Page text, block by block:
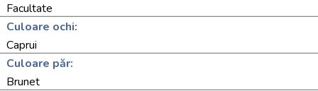
Facultate
Culoare ochi:
Caprui
Culoare păr:
Brunet